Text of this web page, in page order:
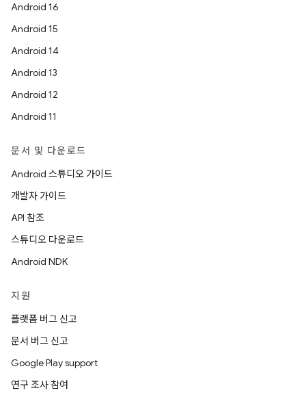
Android 16
Android 15
Android 14
Android 13
Android 12
Android 11
문서 및 다운로드
Android 스튜디오 가이드
개발자 가이드
API 참조
스튜디오 다운로드
Android NDK
지원
플랫폼 버그 신고
문서 버그 신고
Google Play support
연구 조사 참여